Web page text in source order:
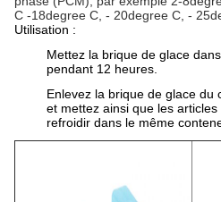
C -18degree C, - 20degree C, -
Utilisation :
Mettez la brique de glace
pendant 12 heures.
Enlevez la brique de glace
et mettez ainsi que les
refroidir dans le même